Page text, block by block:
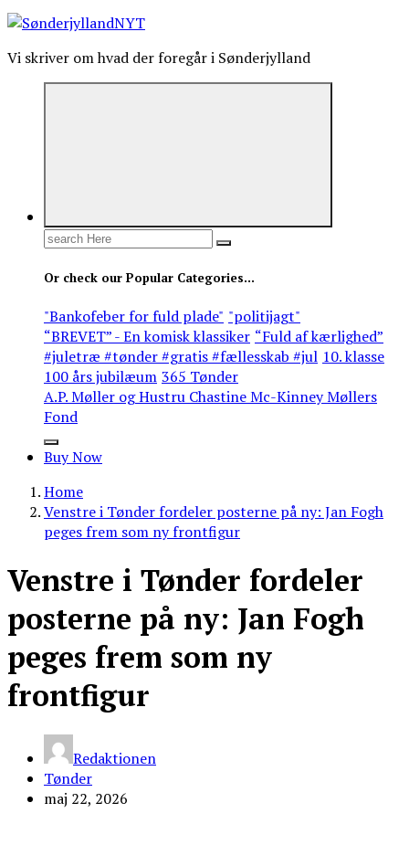
Vi skriver om hvad der foregår i Sønderjylland
Search
Or check our Popular Categories...
"Bankofeber for fuld plade" "politijagt"
“BREVET” - En komisk klassiker “Fuld af kærlighed”
#juletræ #tønder #gratis #fællesskab #jul 10. klasse
100 års jubilæum 365 Tønder
A.P. Møller og Hustru Chastine Mc-Kinney Møllers
Fond
Buy Now
Home
Venstre i Tønder fordeler posterne på ny: Jan Fogh
peges frem som ny frontfigur
Venstre i Tønder fordeler
posterne på ny: Jan Fogh
peges frem som ny
frontfigur
Redaktionen
Tønder
maj 22, 2026